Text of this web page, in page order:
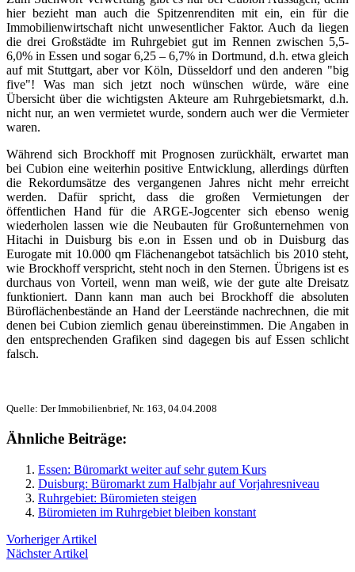
hier bezieht man auch die Spitzenrenditen mit ein, ein für die
Immobilienwirtschaft nicht unwesentlicher Faktor. Auch da liegen
die drei Großstädte im Ruhrgebiet gut im Rennen zwischen 5,5-
6,0% in Essen und sogar 6,25 – 6,7% in Dortmund, d.h. etwa gleich
auf mit Stuttgart, aber vor Köln, Düsseldorf und den anderen "big
five"! Was man sich jetzt noch wünschen würde, wäre eine
Übersicht über die wichtigsten Akteure am Ruhrgebietsmarkt, d.h.
nicht nur, an wen vermietet wurde, sondern auch wer die Vermieter
waren.
Während sich Brockhoff mit Prognosen zurückhält, erwartet man
bei Cubion eine weiterhin positive Entwicklung, allerdings dürften
die Rekordumsätze des vergangenen Jahres nicht mehr erreicht
werden. Dafür spricht, dass die großen Vermietungen der
öffentlichen Hand für die ARGE-Jogcenter sich ebenso wenig
wiederholen lassen wie die Neubauten für Großunternehmen von
Hitachi in Duisburg bis e.on in Essen und ob in Duisburg das
Eurogate mit 10.000 qm Flächenangebot tatsächlich bis 2010 steht,
wie Brockhoff verspricht, steht noch in den Sternen. Übrigens ist es
durchaus von Vorteil, wenn man weiß, wie der gute alte Dreisatz
funktioniert. Dann kann man auch bei Brockhoff die absoluten
Büroflächenbestände an Hand der Leerstände nachrechnen, die mit
denen bei Cubion ziemlich genau übereinstimmen. Die Angaben in
den entsprechenden Grafiken sind dagegen bis auf Essen schlicht
falsch.
Quelle: Der Immobilienbrief, Nr. 163, 04.04.2008
Ähnliche Beiträge:
Essen: Büromarkt weiter auf sehr gutem Kurs
Duisburg: Büromarkt zum Halbjahr auf Vorjahresniveau
Ruhrgebiet: Büromieten steigen
Büromieten im Ruhrgebiet bleiben konstant
Vorheriger Artikel
Nächster Artikel